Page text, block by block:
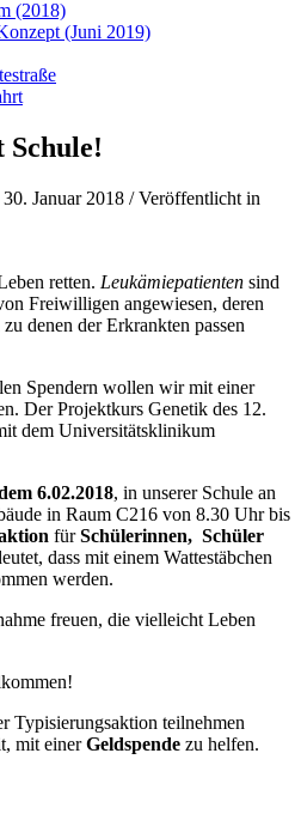
(2018)
(Juni 2019)
Schule!
Januar 2018 /Veröffentlicht in
retten. Leukämiepatienten sind
Freiwilligen angewiesen, deren
denen der Erkrankten passen
Spendern wollen wir mit einer
Der Projektkurs Genetik des 12.
dem Universitätsklinikum
6.02.2018, in unserer Schule an
in Raum C216 von 8.30 Uhr bis
fürSchülerinnen, Schüler
dass mit einem Wattestäbchen
werden.
freuen, die vielleicht Leben
Typisierungsaktion teilnehmen
mit einerGeldspende zu helfen.